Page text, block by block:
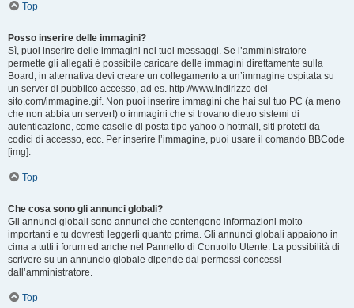
Top
Posso inserire delle immagini?
Sì, puoi inserire delle immagini nei tuoi messaggi. Se l’amministratore
permette gli allegati è possibile caricare delle immagini direttamente sulla
Board; in alternativa devi creare un collegamento a un’immagine ospitata su
un server di pubblico accesso, ad es. http://www.indirizzo-del-
sito.com/immagine.gif. Non puoi inserire immagini che hai sul tuo PC (a meno
che non abbia un server!) o immagini che si trovano dietro sistemi di
autenticazione, come caselle di posta tipo yahoo o hotmail, siti protetti da
codici di accesso, ecc. Per inserire l’immagine, puoi usare il comando BBCode
[img].
Top
Che cosa sono gli annunci globali?
Gli annunci globali sono annunci che contengono informazioni molto
importanti e tu dovresti leggerli quanto prima. Gli annunci globali appaiono in
cima a tutti i forum ed anche nel Pannello di Controllo Utente. La possibilità di
scrivere su un annuncio globale dipende dai permessi concessi
dall’amministratore.
Top